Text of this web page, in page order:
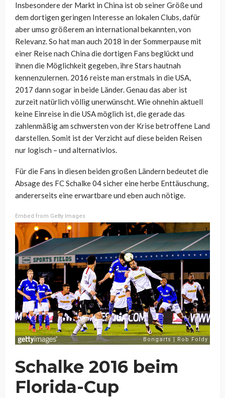
Insbesondere der Markt in China ist ob seiner Größe und
dem dortigen geringen Interesse an lokalen Clubs, dafür
aber umso größerem an international bekannten, von
Relevanz. So hat man auch 2018 in der Sommerpause mit
einer Reise nach China die dortigen Fans beglückt und
ihnen die Möglichkeit gegeben, ihre Stars hautnah
kennenzulernen. 2016 reiste man erstmals in die USA,
2017 dann sogar in beide Länder. Genau das aber ist
zurzeit natürlich völlig unerwünscht. Wie ohnehin aktuell
keine Einreise in die USA möglich ist, die gerade das
zahlenmäßig am schwersten von der Krise betroffene Land
darstellen. Somit ist der Verzicht auf diese beiden Reisen
nur logisch – und alternativlos.
Für die Fans in diesen beiden großen Ländern bedeutet die
Absage des FC Schalke 04 sicher eine herbe Enttäuschung,
andererseits eine erwartbare und eben auch nötige.
Embed from Getty Images
Schalke 2016 beim
Florida-Cup